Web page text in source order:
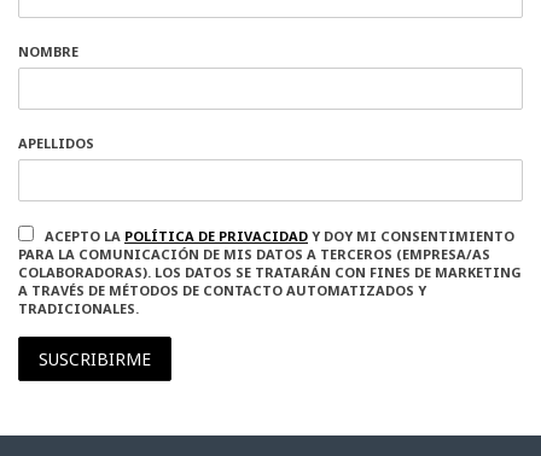
NOMBRE
APELLIDOS
ACEPTO LA POLÍTICA DE PRIVACIDAD Y DOY MI CONSENTIMIENTO
PARA LA COMUNICACIÓN DE MIS DATOS A TERCEROS (EMPRESA/AS
COLABORADORAS). LOS DATOS SE TRATARÁN CON FINES DE MARKETING
A TRAVÉS DE MÉTODOS DE CONTACTO AUTOMATIZADOS Y
TRADICIONALES.
SUSCRIBIRME